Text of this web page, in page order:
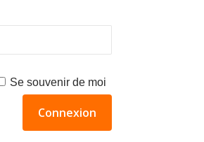
Se souvenir de moi